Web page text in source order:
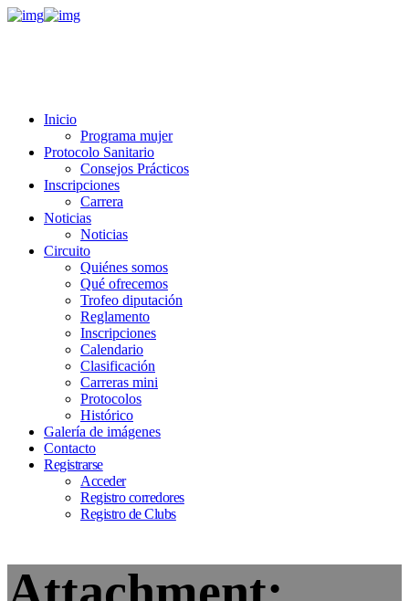
Inicio
Programa mujer
Protocolo Sanitario
Consejos Prácticos
Inscripciones
Carrera
Noticias
Noticias
Circuito
Quiénes somos
Qué ofrecemos
Trofeo diputación
Reglamento
Inscripciones
Calendario
Clasificación
Carreras mini
Protocolos
Histórico
Galería de imágenes
Contacto
Registrarse
Acceder
Registro corredores
Registro de Clubs